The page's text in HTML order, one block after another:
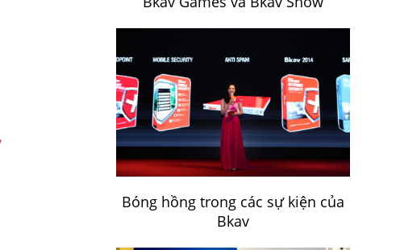
Bóng hồng trong các sự kiện của
Bkav